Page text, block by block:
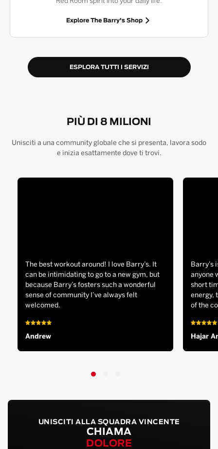
Explore The Barry's Shop
ESPLORA TUTTI I SERVIZI
PIÙ DI 8 MILIONI
Unisciti a una community globale che si presenta, lavora sodo
e inizia esattamente dove ti trovi.
The best workout around! I love Barry’s. It
can be intimidating to go to a new gym, but
because Barry’s fosters such a wonderful
sense of community I’ve always felt
welcomed.
Andrew
Barry’s
anyone
short
energy,
of the
Hajar
UNISCITI ALLA SQUADRA VINCENTE
CHIAMA
DOLORE